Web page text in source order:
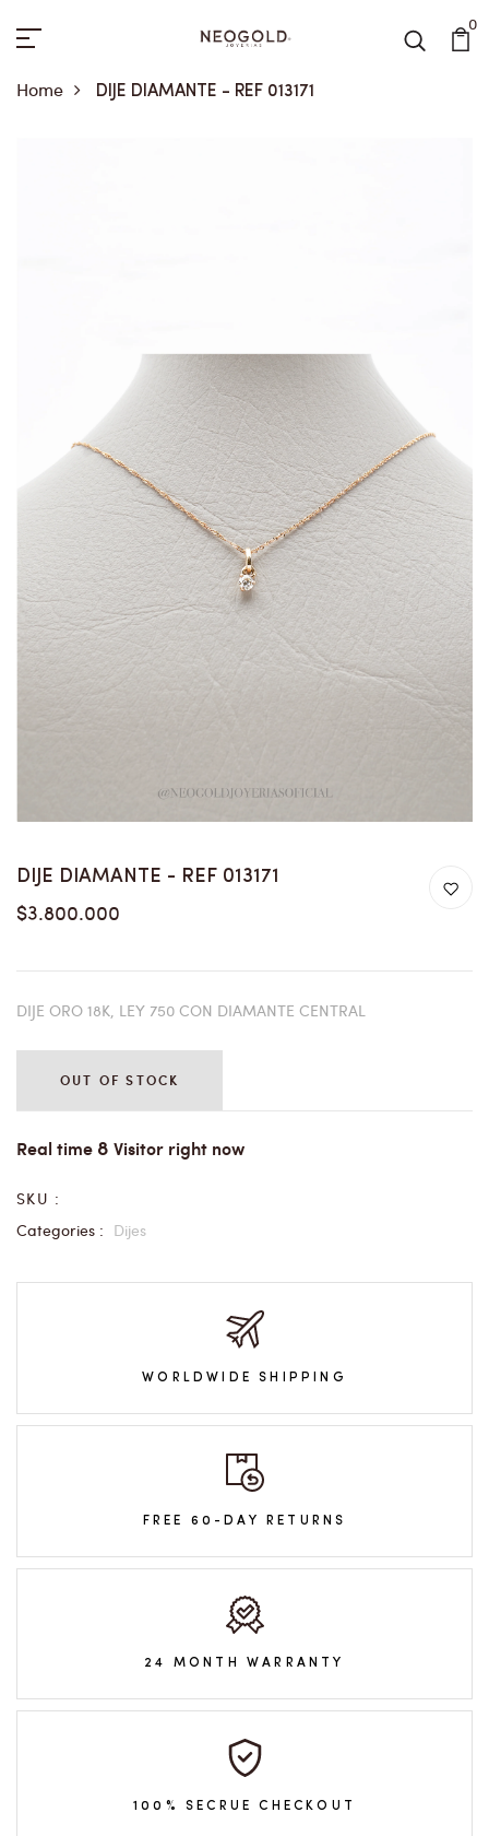
0
Home DIJE DIAMANTE - REF 013171
DIJE DIAMANTE - REF 013171
$3.800.000
DIJE ORO 18K, LEY 750 CON DIAMANTE CENTRAL
OUT OF STOCK
Real time 8 Visitor right now
SKU :
Categories : Dijes
WORLDWIDE SHIPPING
FREE 60-DAY RETURNS
24 MONTH WARRANTY
100% SECRUE CHECKOUT